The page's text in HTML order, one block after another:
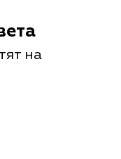
на